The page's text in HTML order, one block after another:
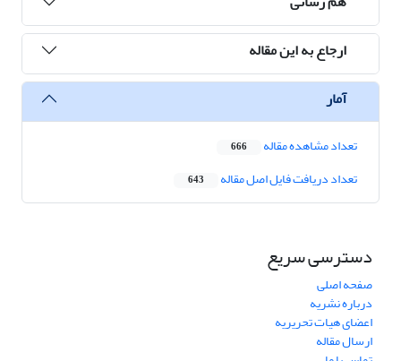
ارجاع به این مقاله
آمار
تعداد مشاهده مقاله 666
تعداد دریافت فایل اصل مقاله 643
دسترسی سریع
صفحه اصلی
درباره نشریه
اعضای هیات تحریریه
ارسال مقاله